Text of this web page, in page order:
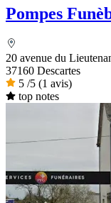
Pompes
20 avenue du
37160 Descartes
5 /5 (1 avis)
top notes